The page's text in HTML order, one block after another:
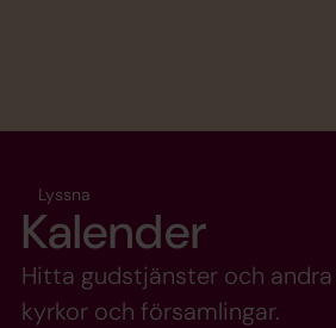
Lyssna
Kalender
Hitta gudstjänster och
kyrkor och församlingar.